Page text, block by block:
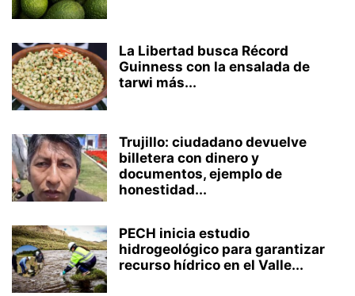
La Libertad busca Récord
Guinness con la ensalada de
tarwi más...
Trujillo: ciudadano devuelve
billetera con dinero y
documentos, ejemplo de
honestidad...
PECH inicia estudio
hidrogeológico para garantizar
recurso hídrico en el Valle...